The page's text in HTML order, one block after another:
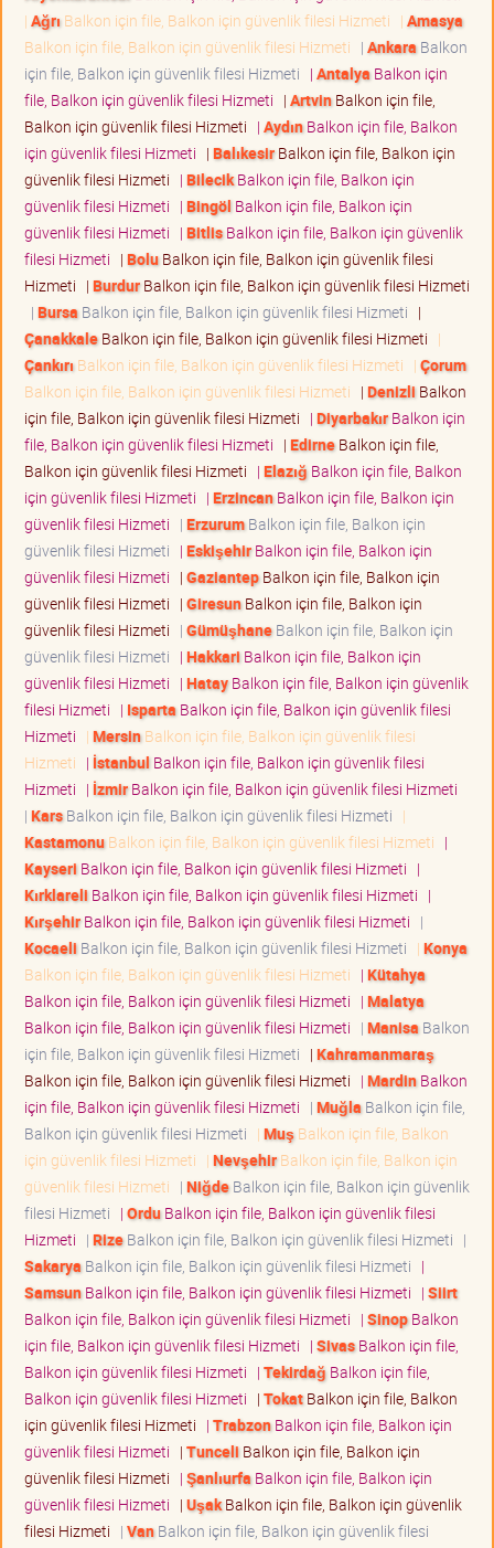
| Ağrı Balkon için file, Balkon için güvenlik filesi Hizmeti | Amasya
Balkon için file, Balkon için güvenlik filesi Hizmeti | Ankara Balkon
için file, Balkon için güvenlik filesi Hizmeti | Antalya Balkon için
file, Balkon için güvenlik filesi Hizmeti | ArtvinBalkon için file,
Balkon için güvenlik filesi Hizmeti | AydınBalkon için file, Balkon
için güvenlik filesi Hizmeti | BalıkesirBalkon için file, Balkon için
güvenlik filesi Hizmeti | BilecikBalkon için file, Balkon için
güvenlik filesi Hizmeti | Bingöl Balkon için file, Balkon için
güvenlik filesi Hizmeti | BitlisBalkon için file, Balkon için güvenlik
filesi Hizmeti | BoluBalkon için file, Balkon için güvenlik filesi
Hizmeti | BurdurBalkon için file, Balkon için güvenlik filesi Hizmeti
| Bursa Balkon için file, Balkon için güvenlik filesi Hizmeti |
ÇanakkaleBalkon için file, Balkon için güvenlik filesi Hizmeti |
Çankırı Balkon için file, Balkon için güvenlik filesi Hizmeti | Çorum
Balkon için file, Balkon için güvenlik filesi Hizmeti | Denizli Balkon
için file, Balkon için güvenlik filesi Hizmeti | DiyarbakırBalkon için
file, Balkon için güvenlik filesi Hizmeti | EdirneBalkon için file,
Balkon için güvenlik filesi Hizmeti | Elazığ Balkon için file, Balkon
için güvenlik filesi Hizmeti | ErzincanBalkon için file, Balkon için
güvenlik filesi Hizmeti | ErzurumBalkon için file, Balkon için
güvenlik filesi Hizmeti | EskişehirBalkon için file, Balkon için
güvenlik filesi Hizmeti | GaziantepBalkon için file, Balkon için
güvenlik filesi Hizmeti | GiresunBalkon için file, Balkon için
güvenlik filesi Hizmeti | GümüşhaneBalkon için file, Balkon için
güvenlik filesi Hizmeti | Hakkari Balkon için file, Balkon için
güvenlik filesi Hizmeti | HatayBalkon için file, Balkon için güvenlik
filesi Hizmeti | Isparta Balkon için file, Balkon için güvenlik filesi
Hizmeti | MersinBalkon için file, Balkon için güvenlik filesi
Hizmeti | İstanbul Balkon için file, Balkon için güvenlik filesi
Hizmeti | İzmirBalkon için file, Balkon için güvenlik filesi Hizmeti
| KarsBalkon için file, Balkon için güvenlik filesi Hizmeti |
KastamonuBalkon için file, Balkon için güvenlik filesi Hizmeti |
Kayseri Balkon için file, Balkon için güvenlik filesi Hizmeti |
Kırklareli Balkon için file, Balkon için güvenlik filesi Hizmeti |
KırşehirBalkon için file, Balkon için güvenlik filesi Hizmeti |
Kocaeli Balkon için file, Balkon için güvenlik filesi Hizmeti | Konya
Balkon için file, Balkon için güvenlik filesi Hizmeti | Kütahya
Balkon için file, Balkon için güvenlik filesi Hizmeti | Malatya
Balkon için file, Balkon için güvenlik filesi Hizmeti | Manisa Balkon
için file, Balkon için güvenlik filesi Hizmeti | Kahramanmaraş
Balkon için file, Balkon için güvenlik filesi Hizmeti | MardinBalkon
için file, Balkon için güvenlik filesi Hizmeti | Muğla Balkon için file,
Balkon için güvenlik filesi Hizmeti | Muş Balkon için file, Balkon
için güvenlik filesi Hizmeti | NevşehirBalkon için file, Balkon için
güvenlik filesi Hizmeti | NiğdeBalkon için file, Balkon için güvenlik
filesi Hizmeti | OrduBalkon için file, Balkon için güvenlik filesi
Hizmeti | RizeBalkon için file, Balkon için güvenlik filesi Hizmeti |
Sakarya Balkon için file, Balkon için güvenlik filesi Hizmeti |
SamsunBalkon için file, Balkon için güvenlik filesi Hizmeti | Siirt
Balkon için file, Balkon için güvenlik filesi Hizmeti | SinopBalkon
için file, Balkon için güvenlik filesi Hizmeti | SivasBalkon için file,
Balkon için güvenlik filesi Hizmeti | Tekirdağ Balkon için file,
Balkon için güvenlik filesi Hizmeti | TokatBalkon için file, Balkon
için güvenlik filesi Hizmeti | TrabzonBalkon için file, Balkon için
güvenlik filesi Hizmeti | Tunceli Balkon için file, Balkon için
güvenlik filesi Hizmeti | Şanlıurfa Balkon için file, Balkon için
güvenlik filesi Hizmeti | UşakBalkon için file, Balkon için güvenlik
filesi Hizmeti | VanBalkon için file, Balkon için güvenlik filesi